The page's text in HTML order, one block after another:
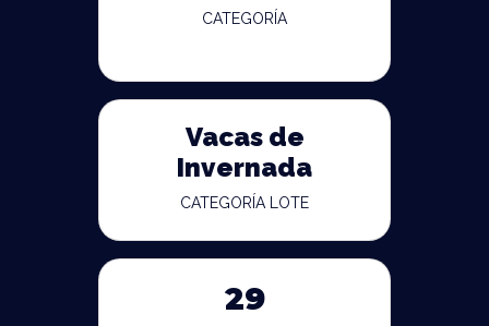
CATEGORÍA
Vacas de
Invernada
CATEGORÍA LOTE
29